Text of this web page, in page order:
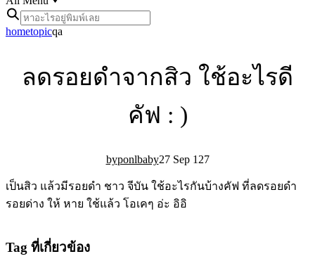
hometopicqa
ลดรอยดำจากสิว ใช้อะไรดี
คัฟ : )
ponlbaby27 Sep 127
เป็นสิว แล้วมีรอยดำ ชาว จีบัน ใช้อะไรกันบ้างคัฟ ที่ลดรอยดำ
รอยด่าง ให้ หาย ใช้แล้ว โอเคๆ อ่ะ อิอิ
Tag ที่เกี่ยวข้อง